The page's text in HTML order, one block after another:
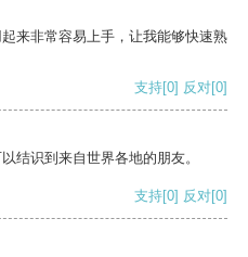
来非常容易上手，让我能够快速熟
支持[0] 反对[0]
结识到来自世界各地的朋友。
支持[0] 反对[0]